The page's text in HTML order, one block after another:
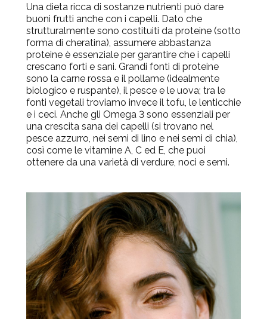
Una dieta ricca di sostanze nutrienti può dare
buoni frutti anche con i capelli. Dato che
strutturalmente sono costituiti da proteine (sotto
forma di cheratina), assumere abbastanza
proteine è essenziale per garantire che i capelli
crescano forti e sani. Grandi fonti di proteine
sono la carne rossa e il pollame (idealmente
biologico e ruspante), il pesce e le uova; tra le
fonti vegetali troviamo invece il tofu, le lenticchie
e i ceci. Anche gli Omega 3 sono essenziali per
una crescita sana dei capelli (si trovano nel
pesce azzurro, nei semi di lino e nei semi di chia),
così come le vitamine A, C ed E, che puoi
ottenere da una varietà di verdure, noci e semi.